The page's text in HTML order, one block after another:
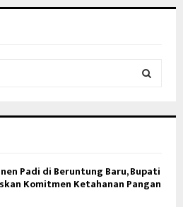
R
Padi di Beruntung Baru, Bupati
Komitmen Ketahanan Pangan